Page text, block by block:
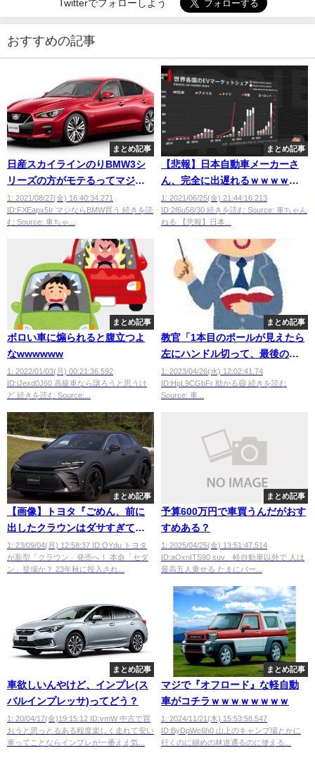
Twitterでフォローしよう
おすすめの記事
まとめ記事
日産スカイラインのりBMW3シ
リーズの方がモテるってマジ？
wwwwwwww
1: 2021/08/27(金) 16:40:34.271
ID:FXEapx5Ir マジならBMW買う 続きを読
む Source: 車ちゃ...
まとめ記事
【悲報】日本自動車メーカーさ
ん、完全に出遅れるｗｗｗｗｗ
ｗｗｗｗｗｗｗｗｗｗｗｗｗｗ
ｗｗｗｗｗｗｗｗｗｗｗｗｗｗ
ｗｗｗ
1: 2021/06/25(金) 21:44:16.213
ID:2f6u58/30 続きを読む Source: 車ちゃん
ねる 【悲報】日本...
まとめ記事
ボロい車に煽られると腹立つよ
なwwwwww
1: 2022/01/03(月) 00:21:36.592
ID:iJexd0J60 高級車なら譲ろうと思うけ
ど 続きを読む Source:...
まとめ記事
教官「1本目のポールが見えたら
左にハンドル切って、最後のポ
ールが見えたら右にハンドル切
ってね」
1: 2023/04/26(水) 12:02:41.74
ID:HpL9CGbFr 助かる😄 続きを読む
Source: 車...
まとめ記事
【画像】トヨタ『ごめん、前に
出したクラウンはダサすぎて失
敗ｗ 今度出すヤツはマジだから
買ってね♪』←これｗｗｗｗ
1: 23/09/04(月) 12:58:37 ID:OYdu トヨタ
が新型「クラウン」発売へ！ 本命「セダ
ン」登場か？ 23年秋に投入され...
まとめ記事
予算600万円で車買うんだがおす
すめある？
1: 2025/04/25(金) 13:51:47.514
ID:aOxnITS90 suv、軽自動車以外で 人は
最高五人乗せる たまにバー...
まとめ記事
車欲しいんやけど、インプレ(ス
バルインプレッサ)ってどう？
1: 20/04/17(金)19:15:12 ID:vmW 中古で買
おうと思っとるある程度楽しく走れて安い
車ってことならインプレが一番ええ気...
まとめ記事
マジで『オフロード』な軽自動
車がコチラｗｗｗｗｗｗｗｗ
1: 2024/11/21(木) 15:53:58.547
ID:ByDpWc6h0 山上のキャンプ場とかに
行くのに細めの林道通るのに使える...